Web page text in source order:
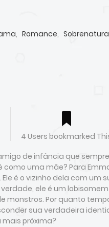
, Romance,
4 Users bookmarked
de infância que
como uma mãe? Para
Ele é o vizinho dela com um
ele é um
monstros. Por quanto
sua verdadeira
próxima?